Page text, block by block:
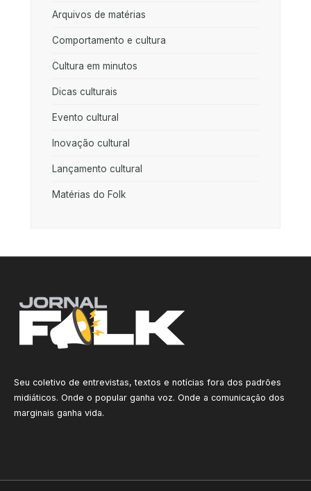
Arquivos de matérias
Comportamento e cultura
Cultura em minutos
Dicas culturais
Evento cultural
Inovação cultural
Lançamento cultural
Matérias do Folk
Seu coletivo de entrevistas, textos e notícias fora dos padrões
midiáticos. Onde o popular ganha voz. Onde a comunicação dos
marginais ganha vida.